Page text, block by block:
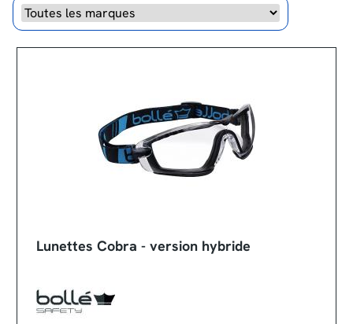
Marque
Lunettes Cobra - version hybride